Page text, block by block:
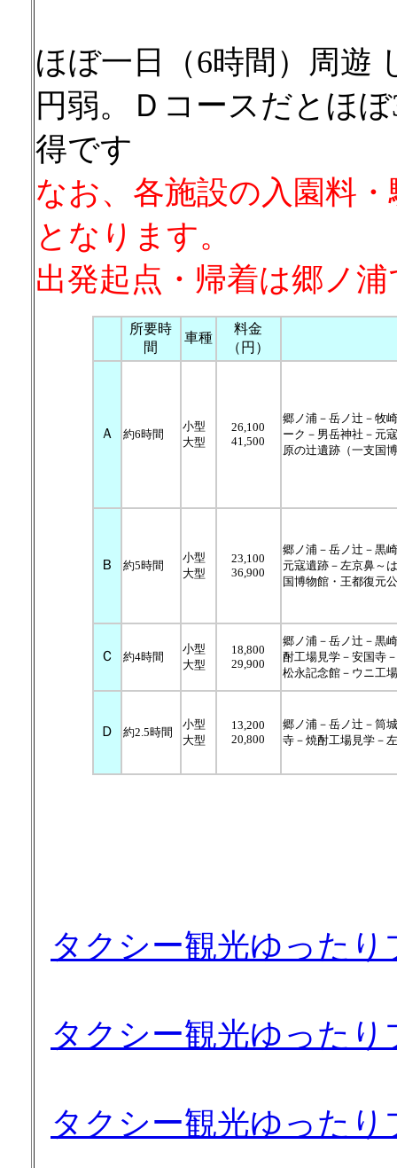
ほぼ一日（6時間）周遊
円弱。Ｄコースだとほ
得です
なお、各施設の入園料
となります。
出発起点・帰着は郷ノ
所要時
間
車種
料金
（円）
Ａ 約6時間
小型
大型
26,100
41,500
郷ノ浦－岳ノ辻－牧
ーク－男岳神社－元
原の辻遺跡（一支国
Ｂ 約5時間
小型
大型
23,100
36,900
郷ノ浦－岳ノ辻－黒
元寇遺跡－左京鼻～
国博物館・王都復元
Ｃ 約4時間
小型
大型
18,800
29,900
郷ノ浦－岳ノ辻－黒
酎工場見学－安国寺
松永記念館－ウニ工
Ｄ 約2.5時間
小型
大型
13,200
20,800
郷ノ浦－岳ノ辻－筒
寺－焼酎工場見学－
タクシー観光ゆった
タクシー観光ゆった
タクシー観光ゆった